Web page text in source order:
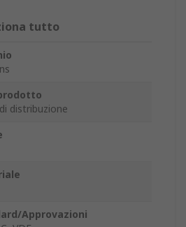
tutto
distribuzione
Approvazioni